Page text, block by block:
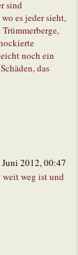
sind
es jeder sieht,
noch ein
das
2012, 00:47
weit weg ist und